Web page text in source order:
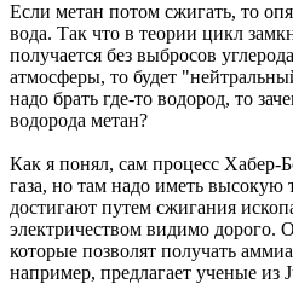
Если метан потом сжигать, то
вода. Так что в теории цикл
получается без выбросов
атмосферы, то будет
надо брать где-то водород, то
водорода метан?
Как я понял, сам процесс Хабер-
газа, но там надо иметь высокую
достигают путем сжигания
электричеством видимо дорого.
которые позволят получать
например, предлагает ученые из